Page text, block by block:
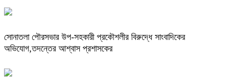
সোনাতলা পৌরসভার উপ-সহকারী প্রকৌশলীর বিরুদ্ধে সাংবাদিকের
অভিযোগ,তদন্তের আশ্বাস প্রশাসকের